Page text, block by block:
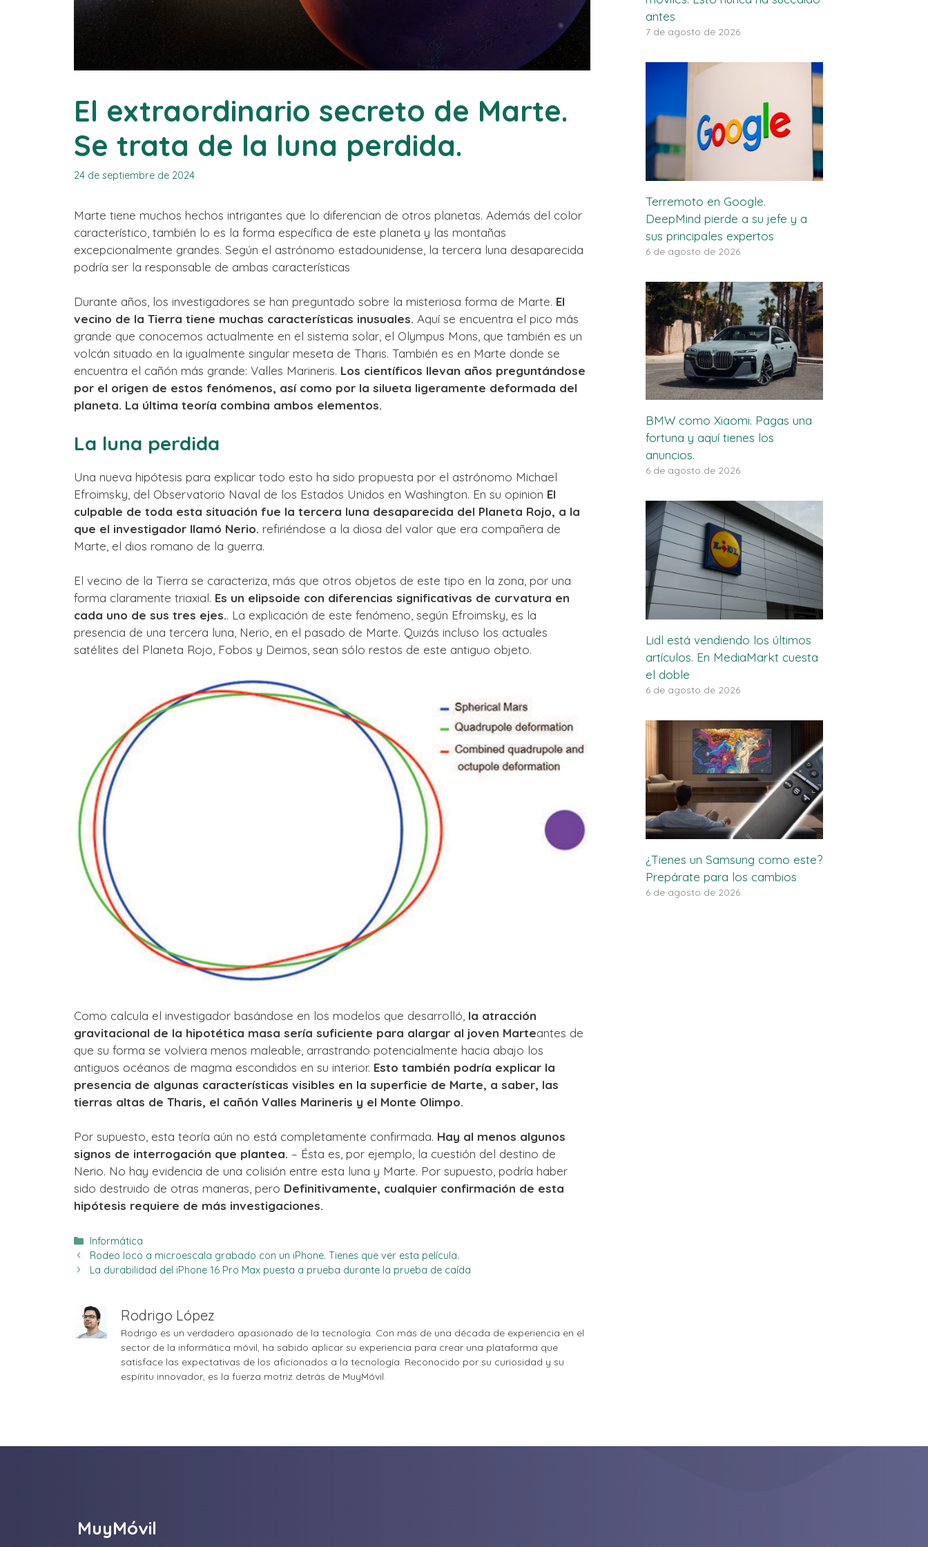
El extraordinario secreto de Marte.
Se trata de la luna perdida.
24 de septiembre de 2024
Marte tiene muchos hechos intrigantes que lo diferencian de otros planetas. Además del color
característico, también lo es la forma específica de este planeta y las montañas
excepcionalmente grandes. Según el astrónomo estadounidense, la tercera luna desaparecida
podría ser la responsable de ambas características
Durante años, los investigadores se han preguntado sobre la misteriosa forma de Marte. El
vecino de la Tierra tiene muchas características inusuales. Aquí se encuentra el pico más
grande que conocemos actualmente en el sistema solar, el Olympus Mons, que también es un
volcán situado en la igualmente singular meseta de Tharis. También es en Marte donde se
encuentra el cañón más grande: Valles Marineris. Los científicos llevan años preguntándose
por el origen de estos fenómenos, así como por la silueta ligeramente deformada del
planeta. La última teoría combina ambos elementos.
La luna perdida
Una nueva hipótesis para explicar todo esto ha sido propuesta por el astrónomo Michael
Efroimsky, del Observatorio Naval de los Estados Unidos en Washington. En su opinion El
culpable de toda esta situación fue la tercera luna desaparecida del Planeta Rojo, a la
que el investigador llamó Nerio. refiriéndose a la diosa del valor que era compañera de
Marte, el dios romano de la guerra.
El vecino de la Tierra se caracteriza, más que otros objetos de este tipo en la zona, por una
forma claramente triaxial. Es un elipsoide con diferencias significativas de curvatura en
cada uno de sus tres ejes.. La explicación de este fenómeno, según Efroimsky, es la
presencia de una tercera luna, Nerio, en el pasado de Marte. Quizás incluso los actuales
satélites del Planeta Rojo, Fobos y Deimos, sean sólo restos de este antiguo objeto.
Como calcula el investigador basándose en los modelos que desarrolló, la atracción
gravitacional de la hipotética masa sería suficiente para alargar al joven Marteantes de
que su forma se volviera menos maleable, arrastrando potencialmente hacia abajo los
antiguos océanos de magma escondidos en su interior. Esto también podría explicar la
presencia de algunas características visibles en la superficie de Marte, a saber, las
tierras altas de Tharis, el cañón Valles Marineris y el Monte Olimpo.
Por supuesto, esta teoría aún no está completamente confirmada. Hay al menos algunos
signos de interrogación que plantea. – Ésta es, por ejemplo, la cuestión del destino de
Nerio. No hay evidencia de una colisión entre esta luna y Marte. Por supuesto, podría haber
sido destruido de otras maneras, pero Definitivamente, cualquier confirmación de esta
hipótesis requiere de más investigaciones.
Categorías
Informática
Rodeo loco a microescala grabado con un iPhone. Tienes que ver esta película.
La durabilidad del iPhone 16 Pro Max puesta a prueba durante la prueba de caída
Rodrigo López
Rodrigo es un verdadero apasionado de la tecnología. Con más de una década de experiencia en el
sector de la informática móvil, ha sabido aplicar su experiencia para crear una plataforma que
satisface las expectativas de los aficionados a la tecnología. Reconocido por su curiosidad y su
espíritu innovador, es la fuerza motriz detrás de MuyMóvil.
antes
7 de agosto de 2026
Terremoto en Google.
DeepMind pierde a su jefe y a
sus principales expertos
6 de agosto de 2026
BMW como Xiaomi. Pagas una
fortuna y aquí tienes los
anuncios.
6 de agosto de 2026
Lidl está vendiendo los últimos
artículos. En MediaMarkt cuesta
el doble
6 de agosto de 2026
¿Tienes un Samsung como este?
Prepárate para los cambios
6 de agosto de 2026
MuyMóvil